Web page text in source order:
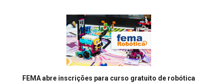
FEMA abre inscrições para curso gratuito de robótica